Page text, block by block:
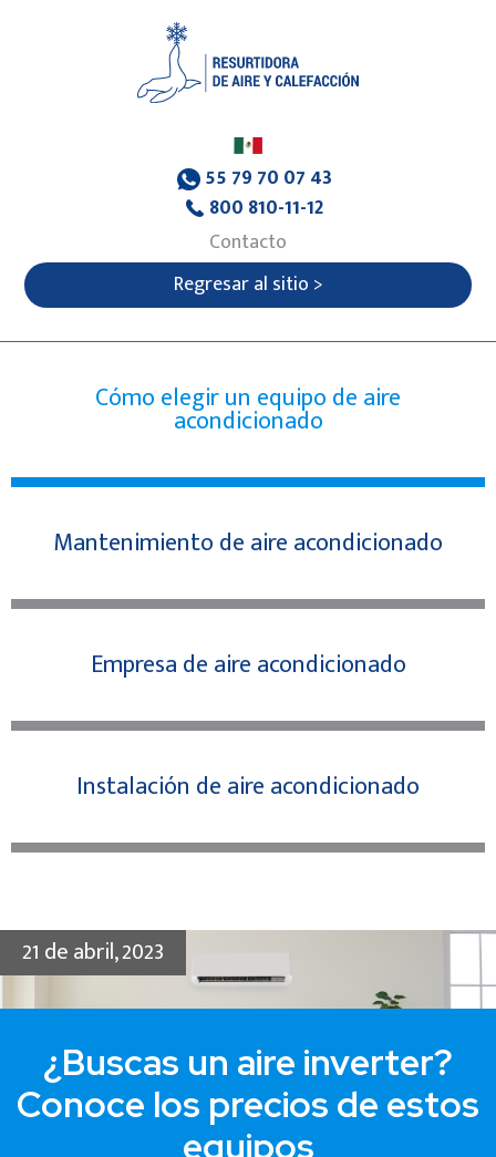
55 79 70 07 43
800 810-11-12
Contacto
Regresar al sitio >
Cómo elegir un equipo de aire
acondicionado
Mantenimiento de aire acondicionado
Empresa de aire acondicionado
Instalación de aire acondicionado
21 de abril, 2023
¿Buscas un aire inverter?
Conoce los precios de estos
equipos